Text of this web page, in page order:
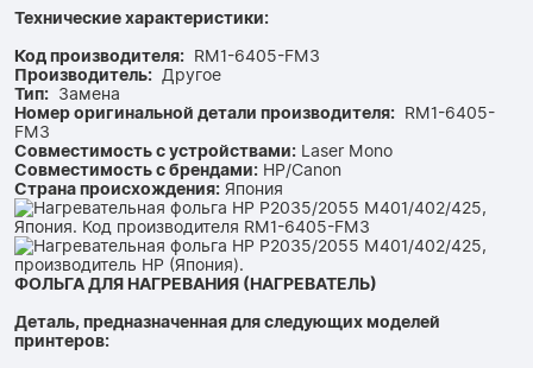
Технические характеристики:
Код производителя: RM1-6405-FM3
Производитель: Другое
Тип: Замена
Номер оригинальной детали производителя: RM1-6405-
FM3
Совместимость с устройствами: Laser Mono
Совместимость с брендами: HP/Canon
Страна происхождения: Япония
ФОЛЬГА ДЛЯ НАГРЕВАНИЯ (НАГРЕВАТЕЛЬ)
Деталь, предназначенная для следующих моделей
принтеров: